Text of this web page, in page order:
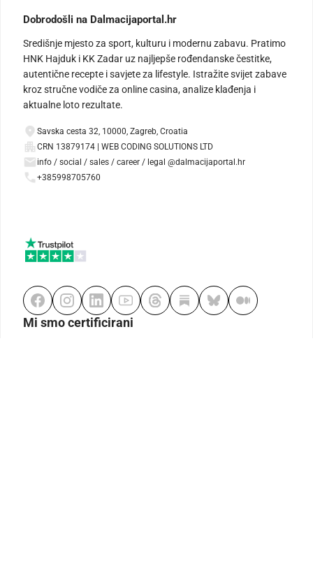
Dobrodošli na Dalmacijaportal.hr
Središnje mjesto za sport, kulturu i modernu zabavu. Pratimo
HNK Hajduk i KK Zadar uz najljepše rođendanske čestitke,
autentične recepte i savjete za lifestyle. Istražite svijet zabave
kroz stručne vodiče za online casina, analize klađenja i
aktualne loto rezultate.
Savska cesta 32, 10000, Zagreb, Croatia
CRN 13879174 | WEB CODING SOLUTIONS LTD
info / social / sales / career / legal @dalmacijaportal.hr
+385998705760
Mi smo certificirani